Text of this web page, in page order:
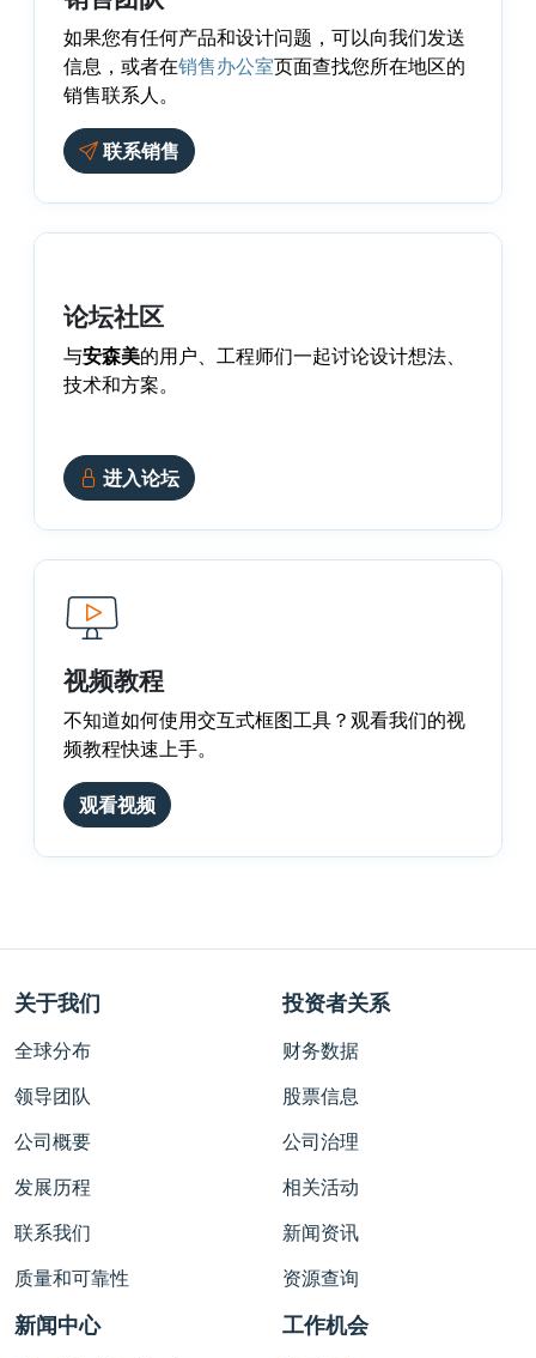
如果您有任何产品和设计问题，可以向我们发送
信息，或者在销售办公室页面查找您所在地区的
销售联系人。
联系销售
论坛社区
与安森美的用户、工程师们一起讨论设计想法、
技术和方案。
进入论坛
视频教程
不知道如何使用交互式框图工具？观看我们的视
频教程快速上手。
观看视频
关于我们
全球分布
领导团队
公司概要
发展历程
联系我们
质量和可靠性
投资者关系
财务数据
股票信息
公司治理
相关活动
新闻资讯
资源查询
新闻中心 工作机会